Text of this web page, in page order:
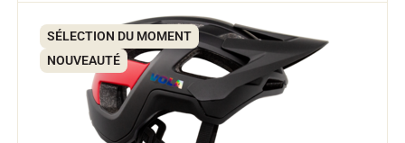
SKI TOUT TERRAIN
SÉLECTION DU MOMENT
NOUVEAUTÉ